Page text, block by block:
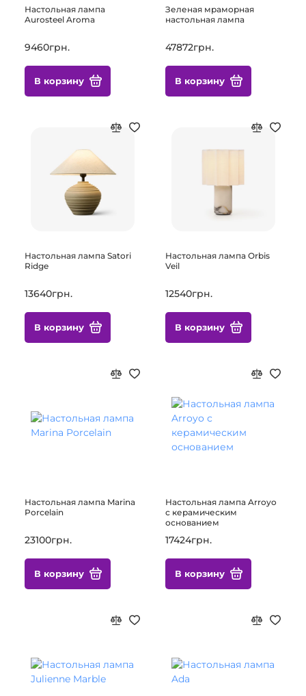
Настольная лампа
Aurosteel Aroma
9460грн.
В корзину
Зеленая мраморная
настольная лампа
47872грн.
В корзину
Настольная лампа Satori
Ridge
13640грн.
В корзину
Настольная лампа Orbis
Veil
12540грн.
В корзину
Настольная лампа Marina
Porcelain
23100грн.
В корзину
Настольная лампа Arroyo
с керамическим
основанием
17424грн.
В корзину